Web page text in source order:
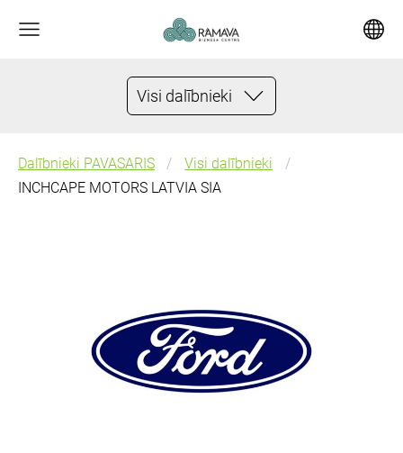
Visi dalībnieki
Dalībnieki PAVASARIS
Visi dalībnieki
INCHCAPE MOTORS LATVIA SIA